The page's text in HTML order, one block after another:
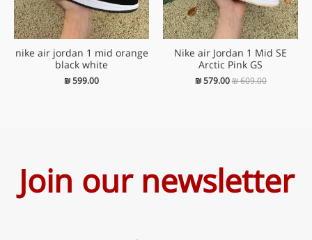
Nike air Jordan 1 Mid SE
Arctic Pink GS
₪609.00
₪579.00
nike air jordan 1 mid orange
black white
₪599.00
Join our newsletter